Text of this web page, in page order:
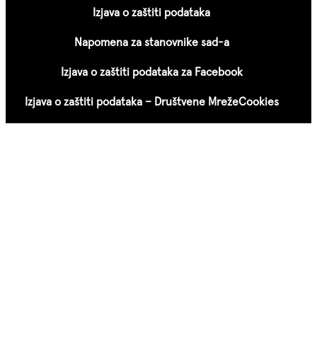
Izjava o zaštiti podataka
Napomena za stanovnike sad-a
Izjava o zaštiti podataka za Facebook
Izjava o zaštiti podataka – Društvene MrežeCookies